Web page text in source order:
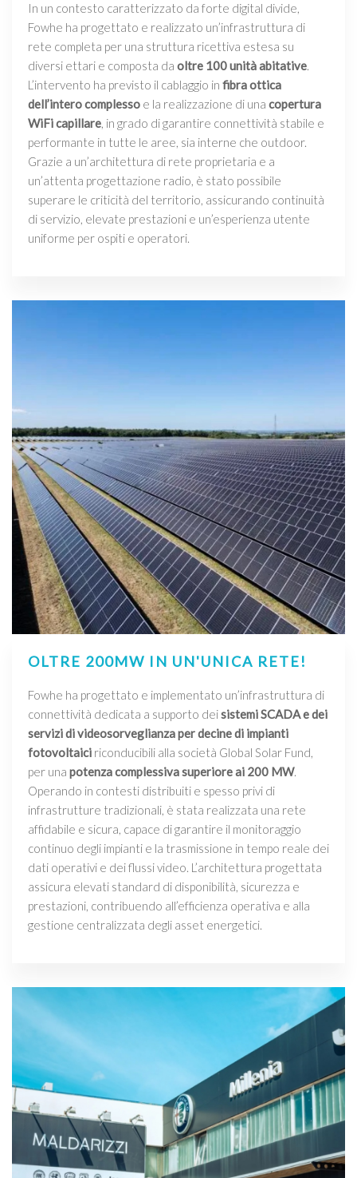
In un contesto caratterizzato da forte digital divide,
Fowhe ha progettato e realizzato un’infrastruttura di
rete completa per una struttura ricettiva estesa su
diversi ettari e composta da oltre 100 unità abitative.
L’intervento ha previsto il cablaggio in fibra ottica
dell’intero complesso e la realizzazione di una copertura
WiFi capillare, in grado di garantire connettività stabile e
performante in tutte le aree, sia interne che outdoor.
Grazie a un’architettura di rete proprietaria e a
un’attenta progettazione radio, è stato possibile
superare le criticità del territorio, assicurando continuità
di servizio, elevate prestazioni e un’esperienza utente
uniforme per ospiti e operatori.
OLTRE 200MW IN UN'UNICA RETE!
Fowhe ha progettato e implementato un’infrastruttura di
connettività dedicata a supporto deisistemi SCADA e dei
servizi di videosorveglianza per decine di impianti
fotovoltaici riconducibili alla società Global Solar Fund,
per una potenza complessiva superiore ai 200 MW.
Operando in contesti distribuiti e spesso privi di
infrastrutture tradizionali, è stata realizzata una rete
affidabile e sicura, capace di garantire il monitoraggio
continuo degli impianti e la trasmissione in tempo reale dei
dati operativi e dei flussi video. L’architettura progettata
assicura elevati standard di disponibilità, sicurezza e
prestazioni, contribuendo all’efficienza operativa e alla
gestione centralizzata degli asset energetici.